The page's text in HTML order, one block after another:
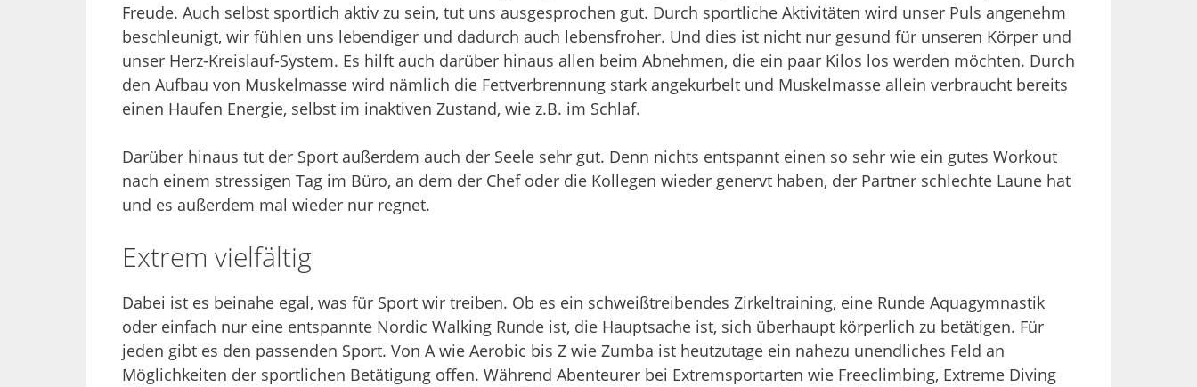
Freude. Auch selbst sportlich aktiv zu sein, tut uns ausgesprochen gut. Durch sportliche Aktivitäten wird unser Puls angenehm
beschleunigt, wir fühlen uns lebendiger und dadurch auch lebensfroher. Und dies ist nicht nur gesund für unseren Körper und
unser Herz-Kreislauf-System. Es hilft auch darüber hinaus allen beim Abnehmen, die ein paar Kilos los werden möchten. Durch
den Aufbau von Muskelmasse wird nämlich die Fettverbrennung stark angekurbelt und Muskelmasse allein verbraucht bereits
einen Haufen Energie, selbst im inaktiven Zustand, wie z.B. im Schlaf.
Darüber hinaus tut der Sport außerdem auch der Seele sehr gut. Denn nichts entspannt einen so sehr wie ein gutes Workout
nach einem stressigen Tag im Büro, an dem der Chef oder die Kollegen wieder genervt haben, der Partner schlechte Laune hat
und es außerdem mal wieder nur regnet.
Extrem vielfältig
Dabei ist es beinahe egal, was für Sport wir treiben. Ob es ein schweißtreibendes Zirkeltraining, eine Runde Aquagymnastik
oder einfach nur eine entspannte Nordic Walking Runde ist, die Hauptsache ist, sich überhaupt körperlich zu betätigen. Für
jeden gibt es den passenden Sport. Von A wie Aerobic bis Z wie Zumba ist heutzutage ein nahezu unendliches Feld an
Möglichkeiten der sportlichen Betätigung offen. Während Abenteurer bei Extremsportarten wie Freeclimbing, Extreme Diving